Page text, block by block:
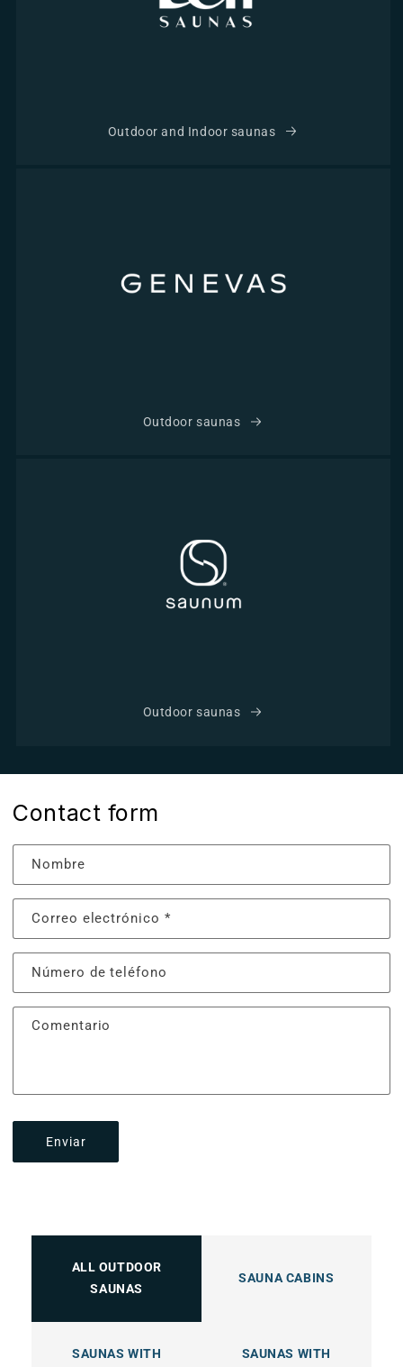
Outdoor and Indoor saunas
Outdoor saunas
Outdoor saunas
Contact form
Nombre
Correo electrónico*
Número de teléfono
Comentario
Enviar
ALL OUTDOOR
SAUNAS
SAUNA CABINS
SAUNAS WITH
SAUNAS WITH